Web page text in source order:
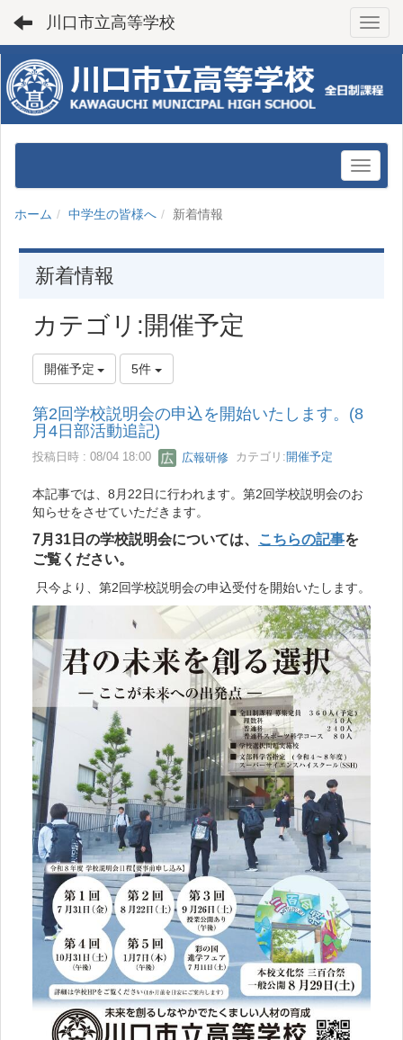
川口市立高等学校
ホーム 中学生の皆様へ 新着情報
新着情報
カテゴリ:開催予定
開催予定 5件
第2回学校説明会の申込を開始いたします。(8
月4日部活動追記)
投稿日時 : 08/04 18:00 広報研修 カテゴリ:開催予定
本記事では、8月22日に行われます。第2回学校説明会のお
知らせをさせていただきます。
7月31日の学校説明会については、 こちらの記事を
ご覧ください。
只今より、第2回学校説明会の申込受付を開始いたします。